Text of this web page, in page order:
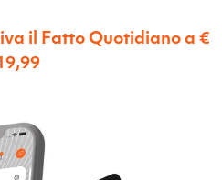
il Fatto Quotidiano a €